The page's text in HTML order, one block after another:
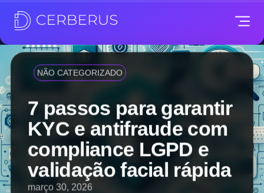
NÃO CATEGORIZADO
7 passos para garantir
KYC e antifraude com
compliance LGPD e
validação facial rápida
março 30, 2026